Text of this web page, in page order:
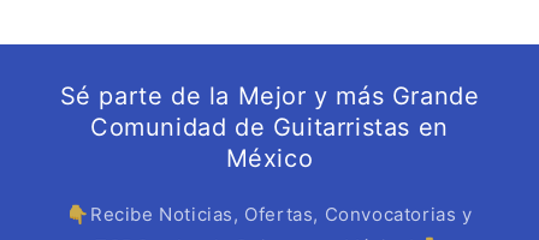
Sé parte de la Mejor y más Grande
Comunidad de Guitarristas en
México
👇Recibe Noticias, Ofertas, Convocatorias y